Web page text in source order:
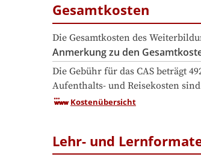
Gesamtkosten
Die Gesamtkosten des
Anmerkung zu den
Die Gebühr für das CAS beträgt
Aufenthalts- und Reisekosten
Kostenübersicht
Lehr- und